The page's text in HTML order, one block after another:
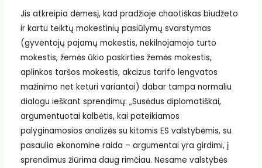
Jis atkreipia dėmesį, kad pradžioje chaotiškas biudžeto
ir kartu teiktų mokestinių pasiūlymų svarstymas
(gyventojų pajamų mokestis, nekilnojamojo turto
mokestis, žemės ūkio paskirties žemės mokestis,
aplinkos taršos mokestis, akcizus tarifo lengvatos
mažinimo net keturi variantai) dabar tampa normaliu
dialogu ieškant sprendimų: „Susėdus diplomatiškai,
argumentuotai kalbėtis, kai pateikiamos
palyginamosios analizės su kitomis ES valstybėmis, su
pasaulio ekonomine raida – argumentai yra girdimi, į
sprendimus žiūrima daug rimčiau. Nesame valstybės